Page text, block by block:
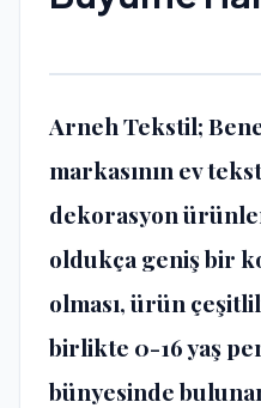
Arneh Tekstil;
markasının ev
dekorasyon
oldukça geniş bir
olması, ürün
birlikte 0-16 yaş
bünyesinde